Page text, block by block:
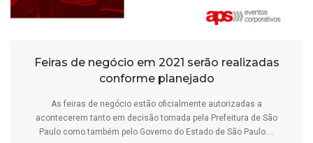
Feiras de negócio em 2021 serão realizadas
conforme planejado
As feiras de negócio estão oficialmente autorizadas a
acontecerem tanto em decisão tomada pela Prefeitura de São
Paulo como também pelo Governo do Estado de São Paulo....